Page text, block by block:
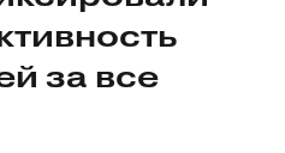
за все